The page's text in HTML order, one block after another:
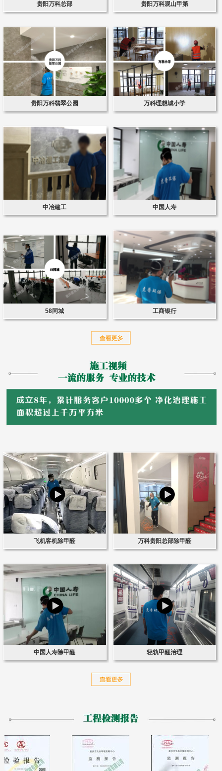
贵阳万科总部 贵阳万科观山甲第
贵阳万科翡翠公园 万科理想城小学
中冶建工 中国人寿
58同城 工商银行
飞机客机除甲醛 万科贵阳总部除甲醛
中国人寿除甲醛 轻轨甲醛治理